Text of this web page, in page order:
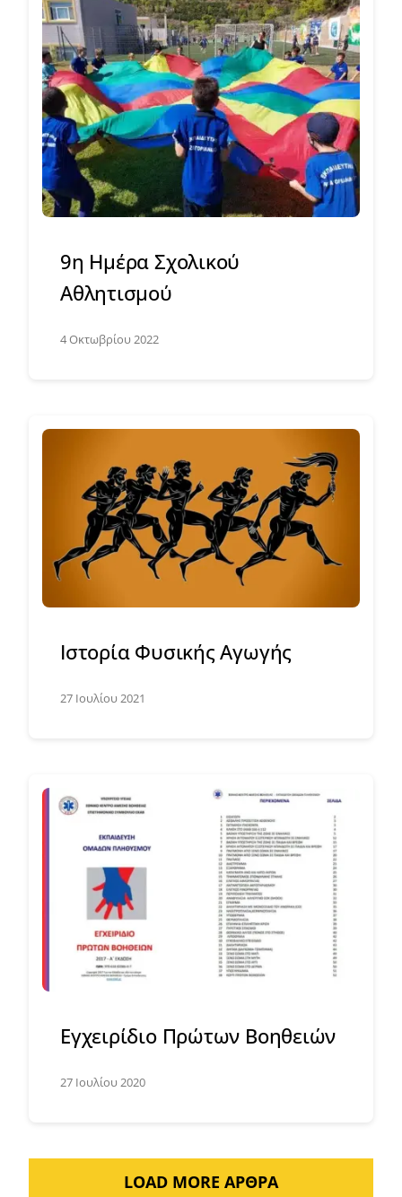
9η Ημέρα Σχολικού
Αθλητισμού
4 Οκτωβρίου 2022
Ιστορία Φυσικής Αγωγής
27 Ιουλίου 2021
Εγχειρίδιο Πρώτων Βοηθειών
27 Ιουλίου 2020
LOAD MORE ΆΡΘΡΑ